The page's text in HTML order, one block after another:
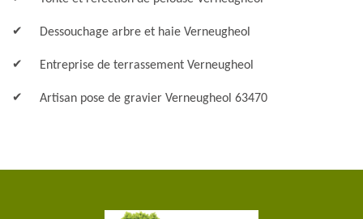
Dessouchage arbre et haie Verneugheol
Entreprise de terrassement Verneugheol
Artisan pose de gravier Verneugheol 63470